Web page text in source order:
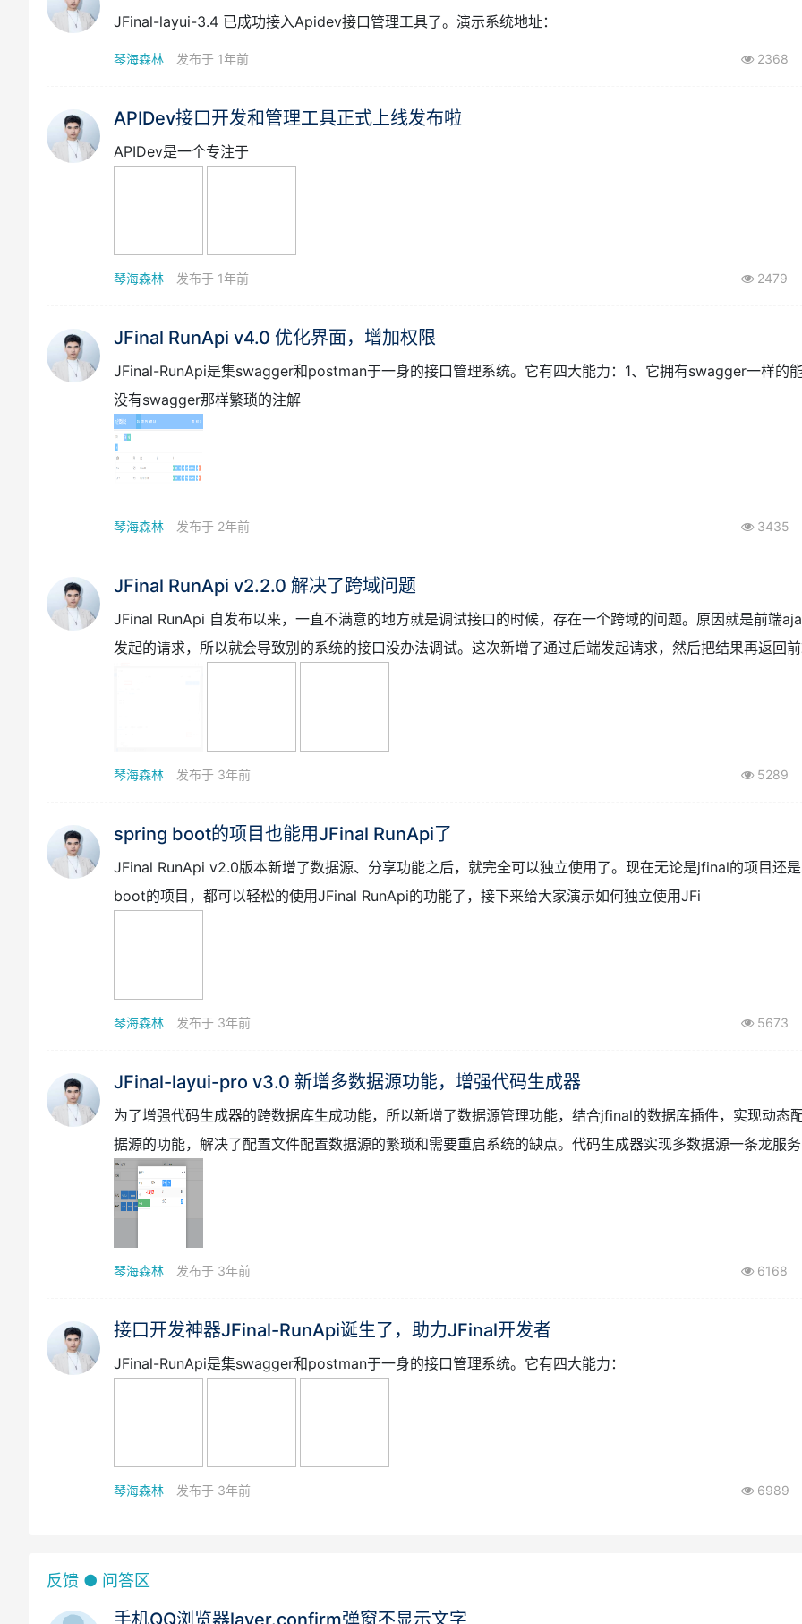
JFinal-layui-3.4 已成功接入Apidev接口管理工具了。演示系统地址：
琴海森林 发布于 1年前
琴海森林 发布于 1年前 2479
JFinal RunApi v4.0 优化界面，增加权限
JFinal-RunApi是集swagger和postman于一身的接口管理系统。它有四大能力：1、它拥有swagger一样的
琴海森林 发布于 2年前 3435
以完
琴海森林 发布于 3年前 5289
琴海森林 发布于 3年前 5673
JFinal-layui-pro v3.0 新增多数据源功能，增强代码生成器
为了增强代码生成器的跨数据库生成功能，所以新增了数据源管理功能，结合jfinal的数据库插件，实现动态
的存在，让开发效率更上一层
琴海森林 发布于 3年前
琴海森林